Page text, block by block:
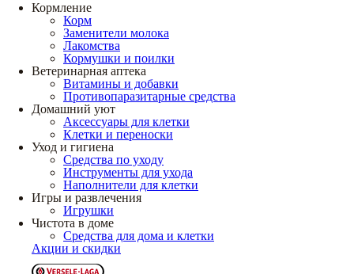
Кормление
Корм
Заменители молока
Лакомства
Кормушки и поилки
Ветеринарная аптека
Витамины и добавки
Противопаразитарные средства
Домашний уют
Аксессуары для клетки
Клетки и переноски
Уход и гигиена
Средства по уходу
Инструменты для ухода
Наполнители для клетки
Игры и развлечения
Игрушки
Чистота в доме
Средства для дома и клетки
Акции и скидки